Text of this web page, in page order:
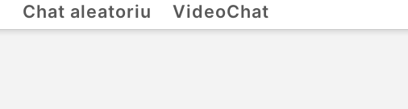
Chat aleatoriu VideoChat